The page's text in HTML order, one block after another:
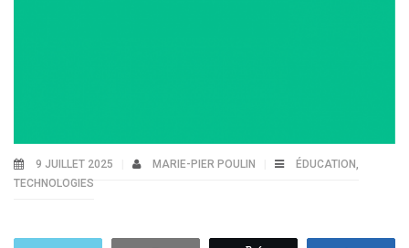
9 JUILLET 2025 MARIE-PIER POULIN ÉDUCATION,
TECHNOLOGIES